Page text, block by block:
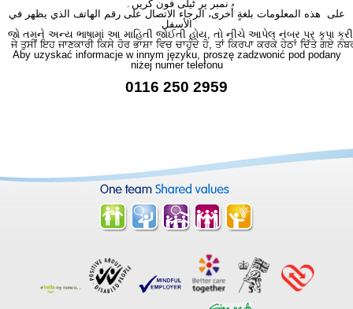
نمبر پر ٹیلی فون کریں۔
على هذه المعلومات بلغةٍ أُخرى، الرجاء الاتصال على رقم الهاتف الذي يظهر في
الأسفل
જો તમને અન્ય ભાષામાં આ માહિતી જોઈતી હોય, તો નીચે આપેલ નંબર પર કૃપા કરી
ਜੇ ਤੁਸੀਂ ਇਹ ਜਾਣਕਾਰੀ ਕਿਸੇ ਹੋਰ ਭਾਸ਼ਾ ਵਿਚ ਚਾਹੁੰਦੇ ਹੋ, ਤਾਂ ਕਿਰਪਾ ਕਰਕੇ ਹੇਠਾਂ ਦਿੱਤੇ ਗਏ
Aby uzyskać informacje w innym języku, proszę zadzwonić pod podany
niżej numer telefonu
0116 250 2959